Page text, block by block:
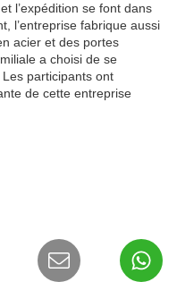
l’expédition se font dans
l’entreprise fabrique aussi
acier et des portes
a choisi de se
participants ont
de cette entreprise